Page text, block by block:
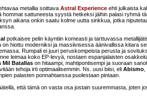
metallia soittava Astral Experience ehti julkaista
hommat sattuneesta syystä hetkeksi jäihin palasi ryhmä
aikana onkin saatu kolme uutta sinkkua, jotka
potkaisee pelin käyntiin komeasti ja tarttuvassa
on hiottu moderniksi ja massiivisessa äänivallissa kitara
Rumpali ei juuri peruskompeista perusta ja
leimaa koko EP-levyä, nostaen espanjalaisten
Mil Batallas on hitaampi, mahtipontisempi ja suoraan
tehoja irti optimaalisemmin. Ns. uusi biisi, eli Abismo,
palasten ponnahtaessa puolestaan pintaan.
että tämä on vasta osa jostain suuremmasta, joten